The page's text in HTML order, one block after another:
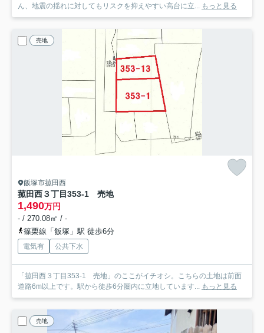
ん、地震の揺れに対してもリスクを抑えやすい高台に立...
もっと見る
売地
飯塚市菰田西
菰田西３丁目353-1 売地
1,490万円
- / 270.08㎡ / -
篠栗線「飯塚」駅 徒歩6分
電気有 公共下水
「菰田西３丁目353-1 売地」のここがイチオシ。こちらの土地は前面
道路6m以上です。駅から徒歩6分圏内に立地しています...
もっと見る
売地